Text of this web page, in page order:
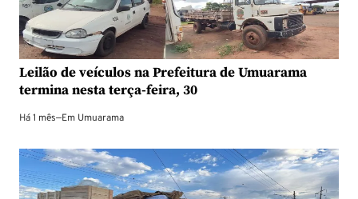
Leilão de veículos na Prefeitura de Umuarama
termina nesta terça-feira, 30
Há 1 mês—Em Umuarama